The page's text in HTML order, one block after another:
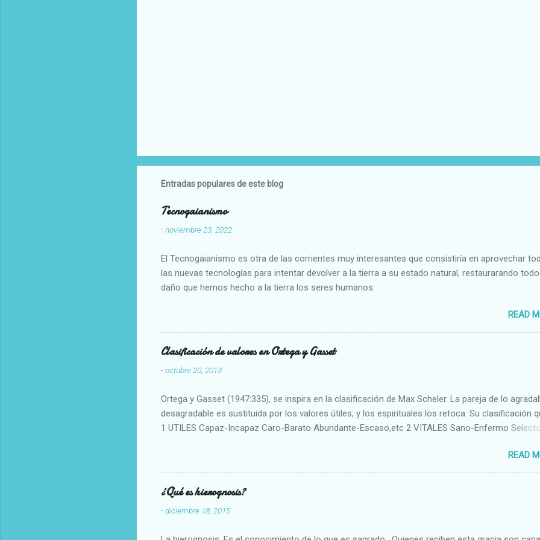
Entradas populares de este blog
Tecnogaianismo
-noviembre 23, 2022
El Tecnogaianismo es otra de las corrientes muy interesantes que consistiría en aprovechar
las nuevas tecnologías para intentar devolver a la tierra a su estado natural, restaurarando
daño que hemos hecho a la tierra los seres humanos.
READ
Clasificación de valores en Ortega y Gasset
-octubre 20, 2013
Ortega y Gasset (1947:335), se inspira en la clasificación de Max Scheler. La pareja de lo
desagradable es sustituida por los valores útiles, y los espirituales los retoca. Su clasificación
1 UTILES Capaz-Incapaz Caro-Barato Abundante-Escaso,etc 2 VITALES Sano-Enfermo
Aproximado Evidente-Probable,etc b) Morales Bueno-malo Bondadoso-malvado Justo-Injusto
Escrupuloso-Relajado Leal-Desleal,etc. d) Estéticos Bello-Feo Gracioso-Tosco Elegante-
Armonioso-Inarmonioso 4 RELIGIOSOS Santo-Pr...
READ
¿Qué es hierognosis?
-diciembre 18, 2015